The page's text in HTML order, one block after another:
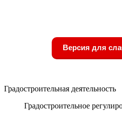
Версия для
Градостроительная деятельность
Градостроительное